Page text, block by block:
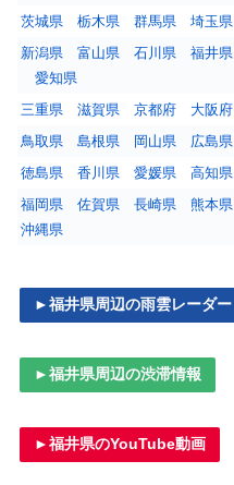
茨城県
栃木県 群馬県 埼玉県
新潟県
富山県 石川県 福井県
愛知県
三重県
滋賀県 京都府 大阪府
鳥取県
島根県 岡山県 広島県
徳島県
香川県 愛媛県
高知県
福岡県
佐賀県 長崎県 熊本県
沖縄県
►福井県周辺の雨雲レーダー
►福井県周辺の渋滞情報
►福井県のYouTube動画